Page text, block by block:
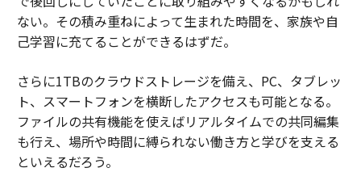
ない。その積み重ねによって生まれた時間を、家族や自
己学習に充てることができるはずだ。
さらに1TBのクラウドストレージを備え、PC、タブレッ
ト、スマートフォンを横断したアクセスも可能となる。
ファイルの共有機能を使えばリアルタイムでの共同編集
も行え、場所や時間に縛られない働き方と学びを支える
といえるだろう。